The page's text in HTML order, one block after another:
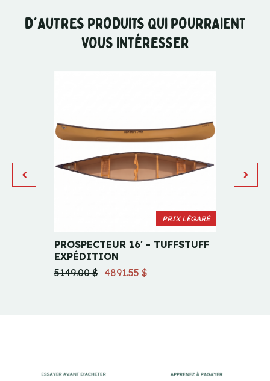
D'AUTRES PRODUITS QUI POURRAIENT
VOUS INTÉRESSER
PRIX LÉGARÉ
PROSPECTEUR 16' - TUFFSTUFF
EXPÉDITION
5149.00 $ 4891.55 $